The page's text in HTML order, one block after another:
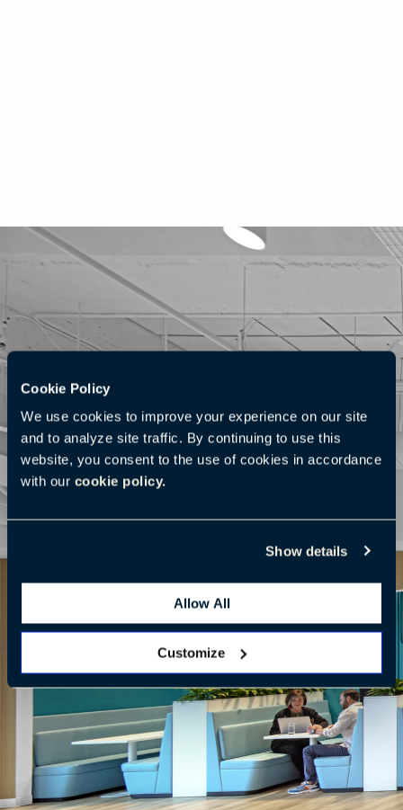
Cookie Policy
We use cookies to improve your experience on our site
and to analyze site traffic. By continuing to use this
website, you consent to the use of cookies in accordance
with our cookie policy.
Show details
Allow All
Customize